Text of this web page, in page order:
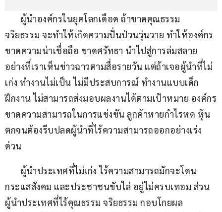
ผู้นำองค์กรในยุคโลกเดือด ถ้าขาดคุณธรรม
จริยธรรม จะทำให้เกิดความปั่นป่วนวุ่นวาย ทำให้องค์กร
ขาดความน่าเชื่อถือ ขาดศรัทธา นำไปสู่การล่มสลาย
อย่างที่เราเห็นข่าวฉาวตามสื่อรายวัน แต่ถ้าเจอผู้นำที่ไม่
เก่ง ทำงานไม่เป็น ไม่มีประสบการณ์ ทำงานแบบเด็ก
ฝึกงาน ไม่สามารถส่งมอบผลงานได้ตามเป้าหมาย องค์กร
ขาดความสามารถในการแข่งขัน ลูกค้าหายกำไรหด หุ้น
ตกจนต้องรีบปลดผู้นำที่ไร้ความสามารถออกอย่างเร่ง
ด่วน
ผู้นำประเทศที่ไม่เก่ง ไร้ความสามารถมักจะโดน
กระแสสังคม และประชาชนขับไล่ อยู่ไม่ครบเทอม ส่วน
ผู้นำประเทศที่ไร้คุณธรรม จริยธรรม กอบโกยผล